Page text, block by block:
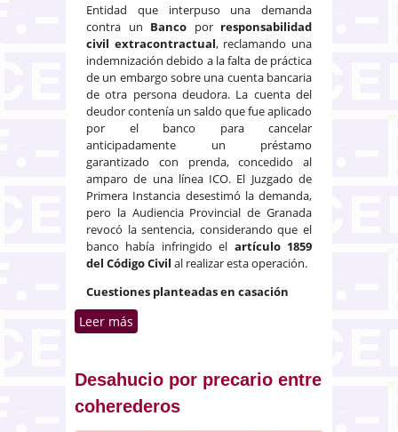
Entidad que interpuso una demanda
contra un Banco por responsabilidad
civil extracontractual, reclamando una
indemnización debido a la falta de práctica
de un embargo sobre una cuenta bancaria
de otra persona deudora. La cuenta del
deudor contenía un saldo que fue aplicado
por el banco para cancelar
anticipadamente un préstamo
garantizado con prenda, concedido al
amparo de una línea ICO. El Juzgado de
Primera Instancia desestimó la demanda,
pero la Audiencia Provincial de Granada
revocó la sentencia, considerando que el
banco había infringido el artículo 1859
del Código Civil al realizar esta operación.
Cuestiones planteadas en casación
Leer más
Desahucio por precario entre
coherederos